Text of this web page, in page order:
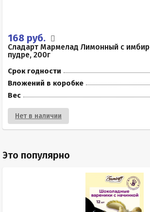
168 руб.
Сладарт Мармелад Лимонный с
пудре, 200г
Срок годности
Вложений в коробке
Вес
Нет в наличии
Это популярно